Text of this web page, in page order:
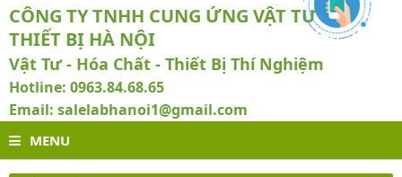
CÔNG TY TNHH CUNG ỨNG VẬT TƯ VÀ
THIẾT BỊ HÀ NỘI
Vật Tư - Hóa Chất - Thiết Bị Thí Nghiệm
Hotline: 0963.84.68.65
Email: salelabhanoi1@gmail.com
MENU